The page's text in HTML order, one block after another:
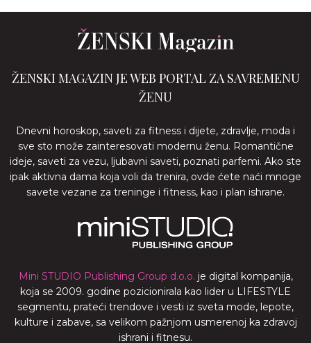
ŽENSKI MAGAZIN JE WEB PORTAL ZA SAVREMENU
ŽENU
Dnevni horoskop, saveti za fitness i dijete, zdravlje, moda i
sve sto može zainteresovati modernu ženu. Romantične
ideje, saveti za vezu, ljubavni saveti, poznati parfemi. Ako ste
ipak aktivna dama koja voli da trenira, ovde ćete naći mnoge
savete vezane za treninge i fitness, kao i plan ishrane.
Mini STUDIO Publishing Group d.o.o. je digital kompanija,
koja se 2009. godine pozicionirala kao lider u LIFESTYLE
segmentu, prateći trendove i vesti iz sveta mode, lepote,
kulture i zabave, sa velikom pažnjom usmerenoj ka zdravoj
ishrani i fitnesu.